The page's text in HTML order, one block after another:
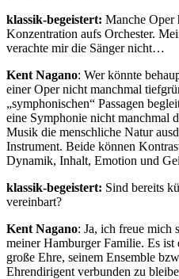
klassik-begeistert: Manche Oper
Konzentration aufs Orchester.
verachte mir die Sänger nicht…
Kent Nagano: Wer könnte
einer Oper nicht manchmal
„symphonischen“ Passagen
eine Symphonie nicht manchmal
Musik die menschliche Natur
Instrument. Beide können
Dynamik, Inhalt, Emotion und
klassik-begeistert: Sind bereits
vereinbart?
Kent Nagano: Ja, ich freue mich
meiner Hamburger Familie. Es ist
große Ehre, seinem Ensemble
Ehrendirigent verbunden zu